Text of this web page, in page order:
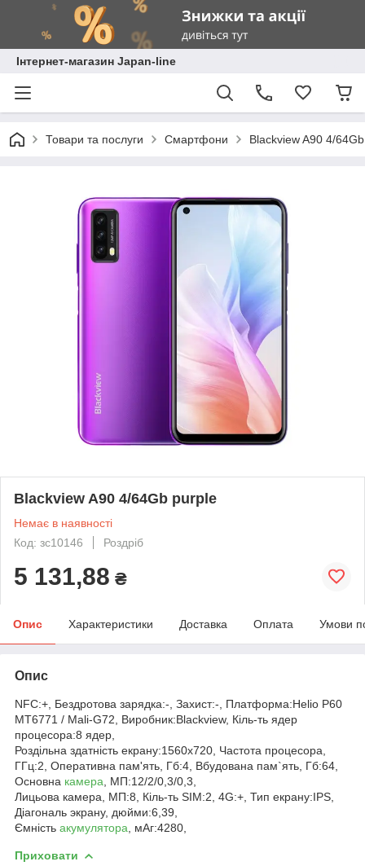
Інтернет-магазин Japan-line
Товари та послуги Смартфони Blackview A90 4/
Blackview A90 4/64Gb purple
Немає в наявності
Код: зс10146
Роздріб
5 131,88 ₴
Опис Характеристики Доставка Оплата Умови
Опис
NFC:+, Бездротова зарядка:-, Захист:-, Платформа:Helio P60
MT6771 / Mali-G72, Виробник:Blackview, Кіль-ть ядер
процесора:8 ядер,
Роздільна здатність екрану:1560x720, Частота процесора,
ГГц:2, Оперативна пам'ять, Гб:4, Вбудована пам`ять, Гб:64,
Основна камера , МП:12/2/0,3/0,3,
Лицьова камера, МП:8, Кіль-ть SIM:2, 4G:+, Тип екрану:IPS,
Діагональ экрану, дюйми:6,39,
Ємність акумулятора , мАг:4280,
Приховати